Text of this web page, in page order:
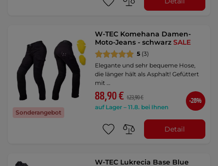
Sonderangebot
W-TEC Komehana Damen-
Moto-Jeans - schwarzSALE
5 (3)
Elegante und sehr bequeme Hose,
die länger hält als Asphalt! Gefüttert
mit …
88,90 € 123,90 €
auf Lager – 11.8. bei Ihnen
-28%
Detail
W-TEC Lukrecia Base Blue